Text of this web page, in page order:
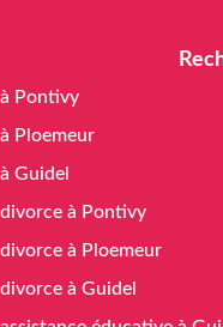
Pontivy
Ploemeur
Guidel
à Pontivy
à Ploemeur
à Guidel